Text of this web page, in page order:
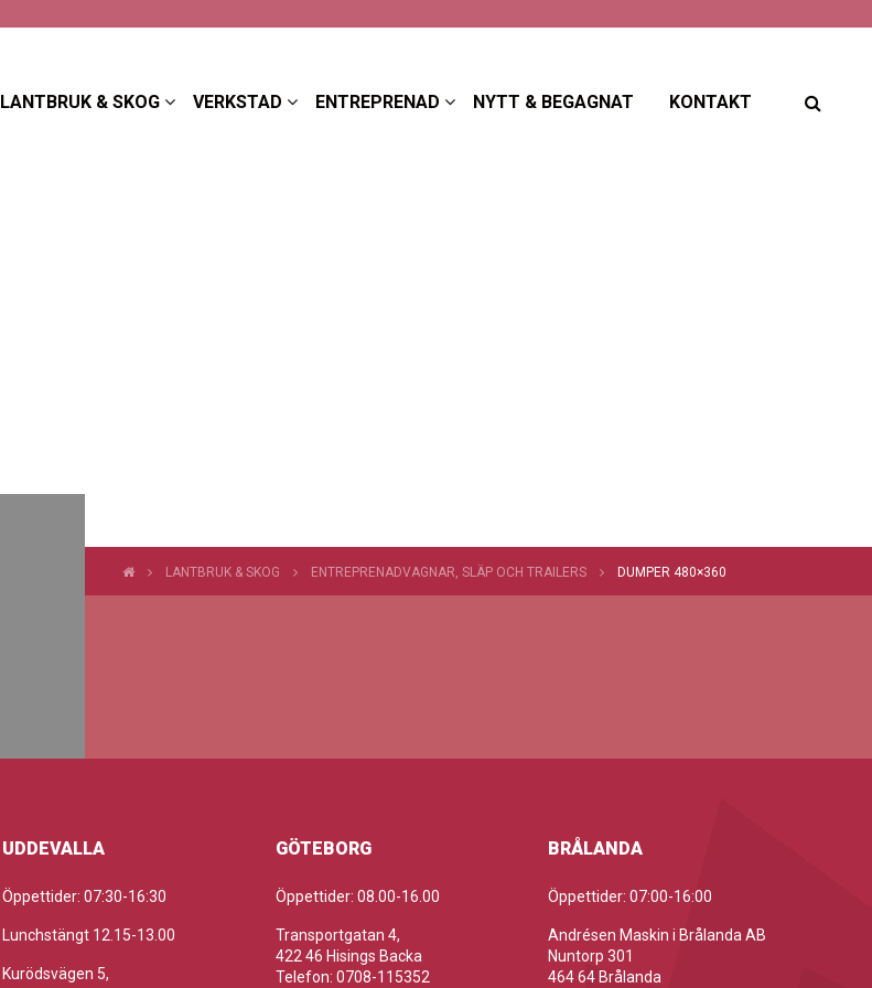
LANTBRUK & SKOG VERKSTAD ENTREPRENAD NYTT & BEGAGNAT KONTAKT
LANTBRUK & SKOG ENTREPRENADVAGNAR, SLÄP OCH TRAILERS DUMPER 480×360
UDDEVALLA
Öppettider: 07:30-16:30
Lunchstängt 12.15-13.00
Kurödsvägen 5,
GÖTEBORG
Öppettider: 08.00-16.00
Transportgatan 4,
422 46 Hisings Backa
Telefon: 0708-115352
BRÅLANDA
Öppettider: 07:00-16:00
Andrésen Maskin i Brålanda AB
Nuntorp 301
464 64 Brålanda